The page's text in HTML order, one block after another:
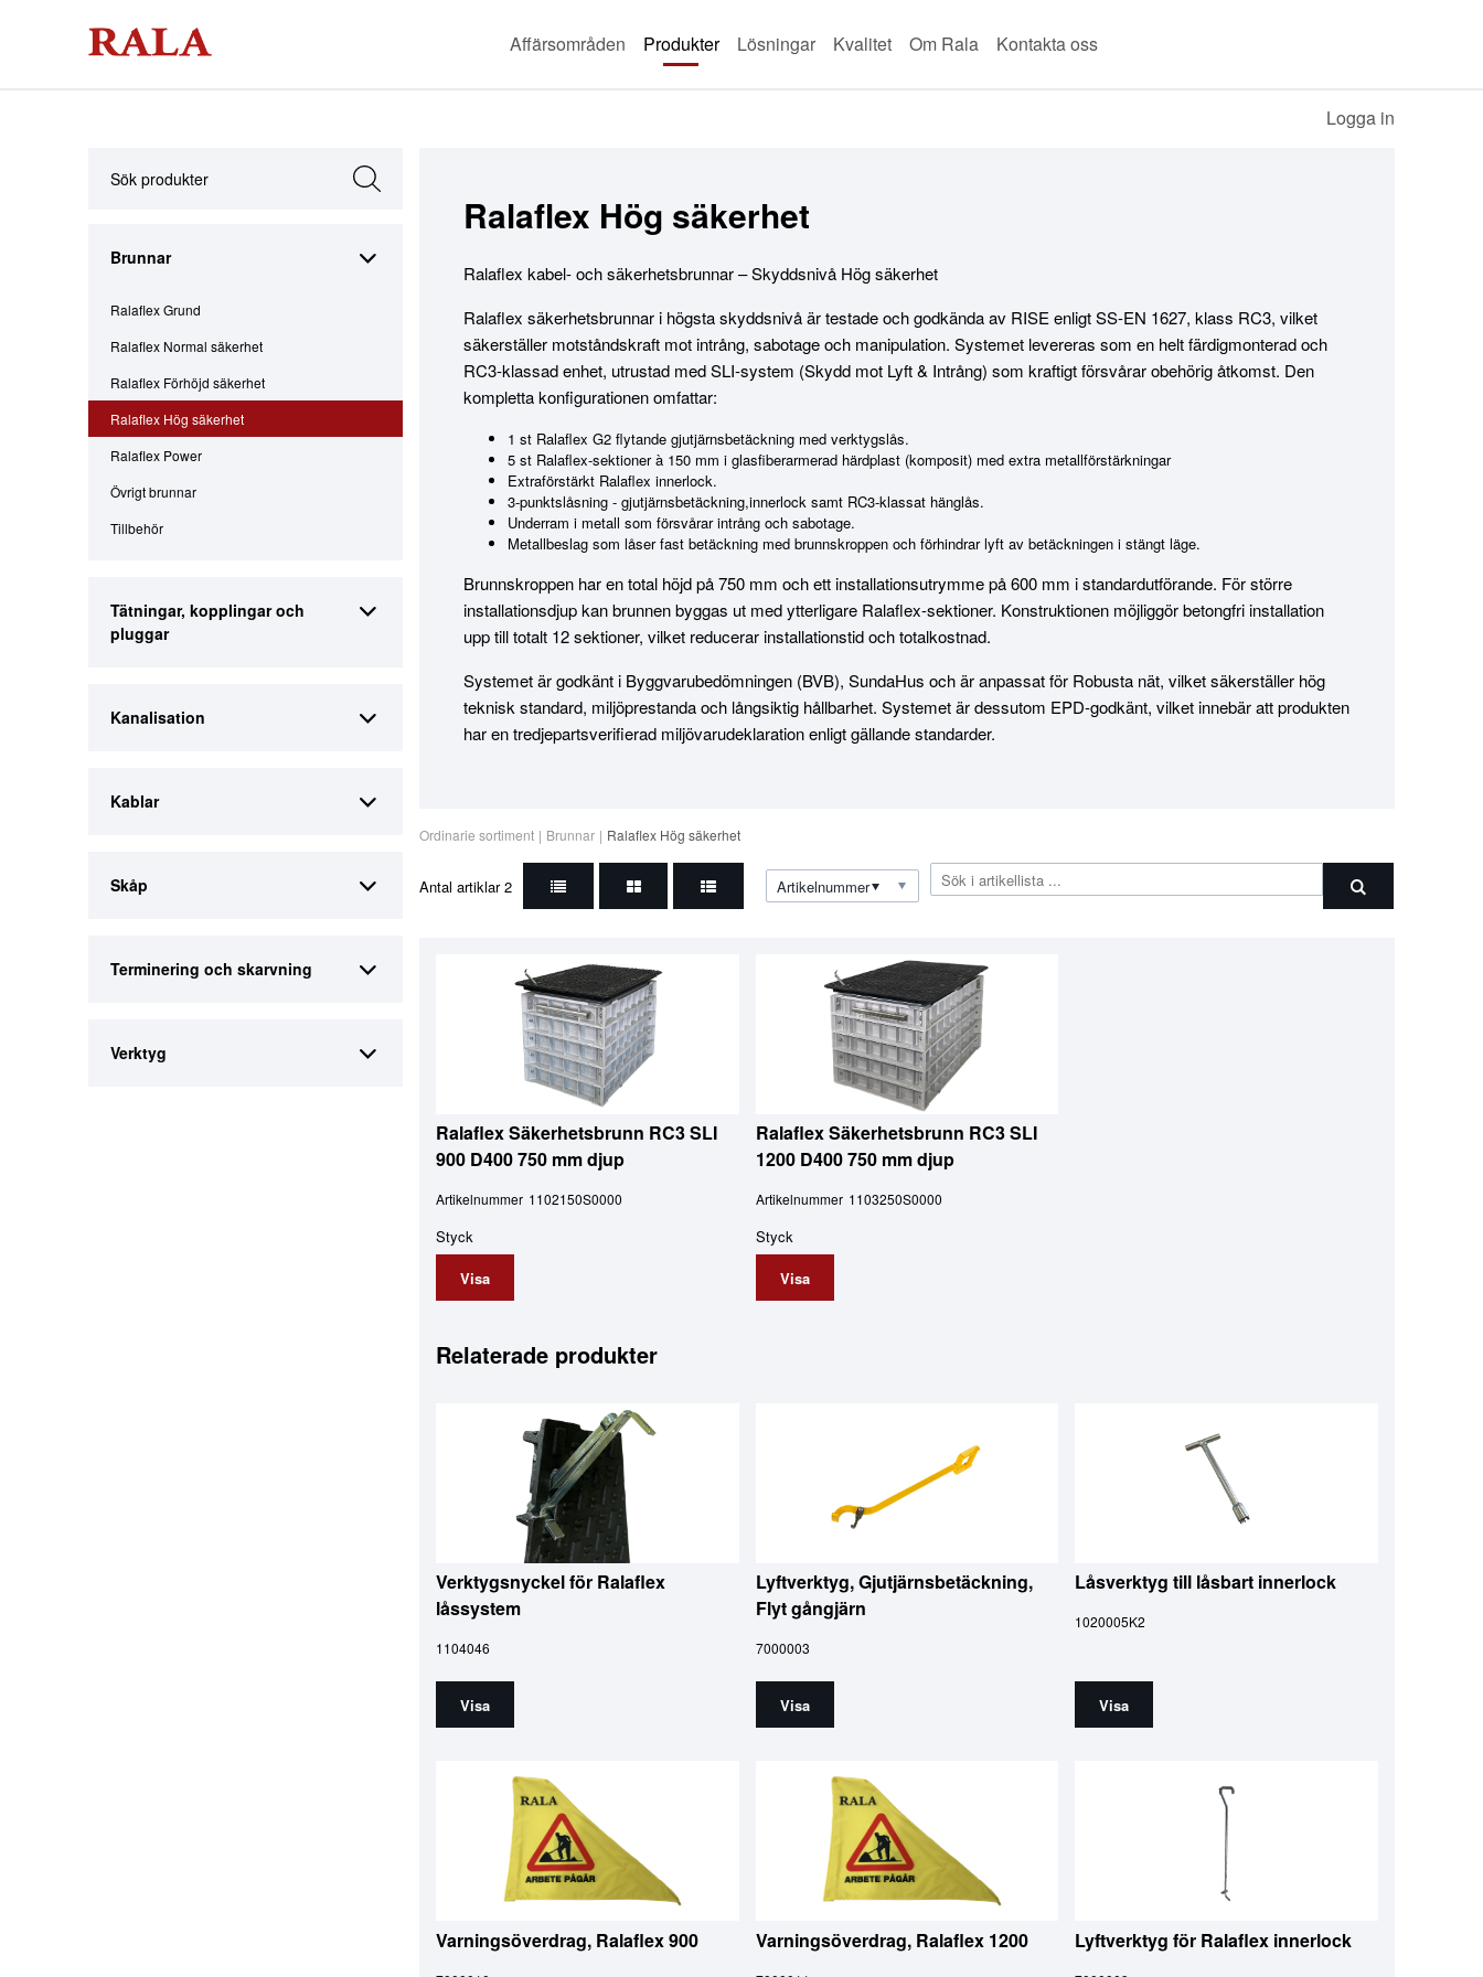
Affärsområden Produkter Lösningar Kvalitet Om Rala Kontakta oss
Logga in
Brunnar
Ralaflex Grund
Ralaflex Normal säkerhet
Ralaflex Förhöjd säkerhet
Ralaflex Hög säkerhet
Ralaflex Power
Övrigt brunnar
Tillbehör
Tätningar, kopplingar och
pluggar
Kanalisation
Kablar
Skåp
Terminering och skarvning
Verktyg
Ralaflex Hög säkerhet
Ralaflex kabel- och säkerhetsbrunnar – Skyddsnivå Hög säkerhet
Ralaflex säkerhetsbrunnar i högsta skyddsnivå är testade och godkända av RISE enligt SS-EN 1627, klass RC3, vilket
säkerställer motståndskraft mot intrång, sabotage och manipulation. Systemet levereras som en helt färdigmonterad och
RC3-klassad enhet, utrustad med SLI-system (Skydd mot Lyft & Intrång) som kraftigt försvårar obehörig åtkomst. Den
kompletta konfigurationen omfattar:
1 st Ralaflex G2 flytande gjutjärnsbetäckning med verktygslås.
5 st Ralaflex-sektioner à 150 mm i glasfiberarmerad härdplast (komposit) med extra metallförstärkningar
Extraförstärkt Ralaflex innerlock.
3-punktslåsning - gjutjärnsbetäckning,innerlock samt RC3-klassat hänglås.
Underram i metall som försvårar intrång och sabotage.
Metallbeslag som låser fast betäckning med brunnskroppen och förhindrar lyft av betäckningen i stängt läge.
Brunnskroppen har en total höjd på 750 mm och ett installationsutrymme på 600 mm i standardutförande. För större
installationsdjup kan brunnen byggas ut med ytterligare Ralaflex-sektioner. Konstruktionen möjliggör betongfri installation
upp till totalt 12 sektioner, vilket reducerar installationstid och totalkostnad.
Systemet är godkänt i Byggvarubedömningen (BVB), SundaHus och är anpassat för Robusta nät, vilket säkerställer hög
teknisk standard, miljöprestanda och långsiktig hållbarhet. Systemet är dessutom EPD-godkänt, vilket innebär att produkten
har en tredjepartsverifierad miljövarudeklaration enligt gällande standarder.
Ordinarie sortiment | Brunnar | Ralaflex Hög säkerhet
Antal artiklar2 Artikelnummer
Ralaflex Säkerhetsbrunn RC3 SLI
900 D400 750 mm djup
Artikelnummer 1102150S0000
Styck
Visa
Ralaflex Säkerhetsbrunn RC3 SLI
1200 D400 750 mm djup
Artikelnummer 1103250S0000
Styck
Visa
Relaterade produkter
Verktygsnyckel för Ralaflex
låssystem
1104046
Visa
Lyftverktyg, Gjutjärnsbetäckning,
Flyt gångjärn
7000003
Visa
Låsverktyg till låsbart innerlock
1020005K2
Visa
Varningsöverdrag, Ralaflex 900 Varningsöverdrag, Ralaflex 1200 Lyftverktyg för Ralaflex innerlock